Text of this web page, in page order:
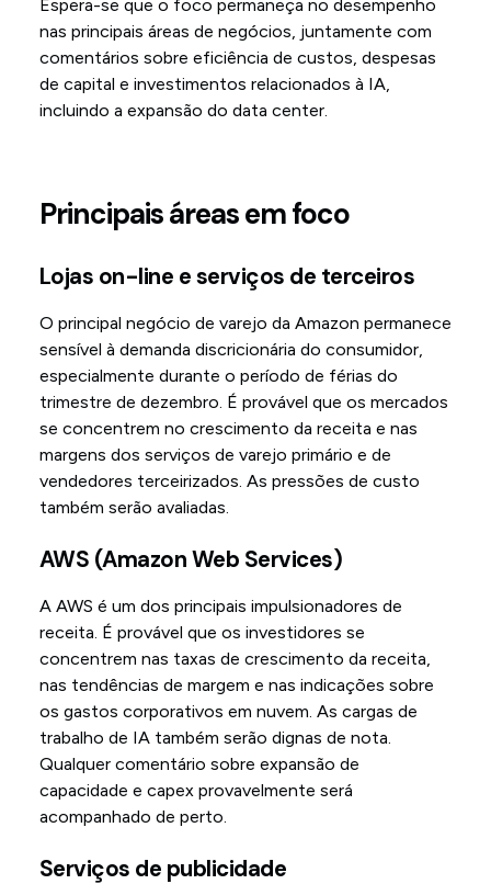
Espera-se que o foco permaneça no desempenho
nas principais áreas de negócios, juntamente com
comentários sobre eficiência de custos, despesas
de capital e investimentos relacionados à IA,
incluindo a expansão do data center.
Principais áreas em foco
Lojas on-line e serviços de terceiros
O principal negócio de varejo da Amazon permanece
sensível à demanda discricionária do consumidor,
especialmente durante o período de férias do
trimestre de dezembro. É provável que os mercados
se concentrem no crescimento da receita e nas
margens dos serviços de varejo primário e de
vendedores terceirizados. As pressões de custo
também serão avaliadas.
AWS (Amazon Web Services)
A AWS é um dos principais impulsionadores de
receita. É provável que os investidores se
concentrem nas taxas de crescimento da receita,
nas tendências de margem e nas indicações sobre
os gastos corporativos em nuvem. As cargas de
trabalho de IA também serão dignas de nota.
Qualquer comentário sobre expansão de
capacidade e capex provavelmente será
acompanhado de perto.
Serviços de publicidade